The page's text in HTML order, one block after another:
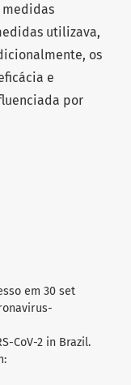
medidas
utilizava,
os
e
por
em 30 set
CoV-2 in Brazil.